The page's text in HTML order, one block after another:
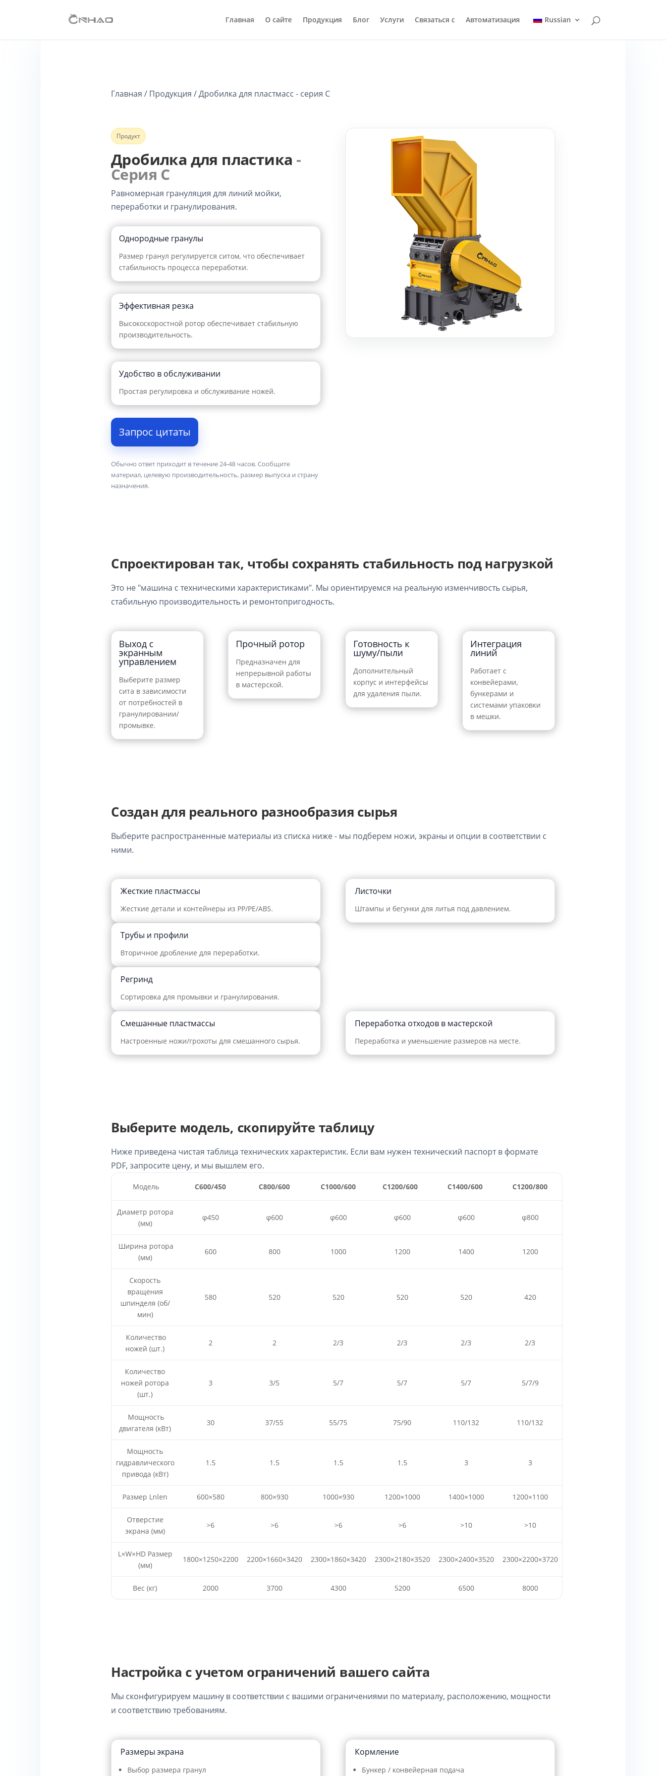
Главная О сайте Продукция Блог Услуги Связаться с Автоматизация Russian
Главная / Продукция / Дробилка для пластмасс - серия C
Продукт
Дробилка для пластика -
Серия C
Равномерная грануляция для линий мойки,
переработки и гранулирования.
Однородные гранулы
Размер гранул регулируется ситом, что обеспечивает
стабильность процесса переработки.
Эффективная резка
Высокоскоростной ротор обеспечивает стабильную
производительность.
Удобство в обслуживании
Простая регулировка и обслуживание ножей.
Запрос цитаты
Обычно ответ приходит в течение 24-48 часов. Сообщите
материал, целевую производительность, размер выпуска и страну
назначения.
Спроектирован так, чтобы сохранять стабильность под нагрузкой
Это не "машина с техническими характеристиками". Мы ориентируемся на реальную изменчивость сырья,
стабильную производительность и ремонтопригодность.
Выход с
экранным
управлением
Выберите размер
сита в зависимости
от потребностей в
гранулировании/
промывке.
Прочный ротор
Предназначен для
непрерывной работы
в мастерской.
Готовность к
шуму/пыли
Дополнительный
корпус и интерфейсы
для удаления пыли.
Интеграция
линий
Работает с
конвейерами,
бункерами и
системами упаковки
в мешки.
Создан для реального разнообразия сырья
Выберите распространенные материалы из списка ниже - мы подберем ножи, экраны и опции в соответствии с
ними.
Жесткие пластмассы
Жесткие детали и контейнеры из PP/PE/ABS.
Листочки
Штампы и бегунки для литья под давлением.
Трубы и профили
Вторичное дробление для переработки.
Регринд
Сортировка для промывки и гранулирования.
Смешанные пластмассы
Настроенные ножи/грохоты для смешанного сырья.
Переработка отходов в мастерской
Переработка и уменьшение размеров на месте.
Выберите модель, скопируйте таблицу
Ниже приведена чистая таблица технических характеристик. Если вам нужен технический паспорт в формате
PDF, запросите цену, и мы вышлем его.
Модель C600/450 C800/600 C1000/600 C1200/600 C1400/600 C1200/800
Диаметр ротора
(мм)
φ450 φ600 φ600 φ600 φ600 φ800
Ширина ротора
(мм)
600 800 1000 1200 1400 1200
Скорость
вращения
шпинделя (об/
мин)
580 520 520 520 520 420
Количество
ножей (шт.)
2 2 2/3 2/3 2/3 2/3
Количество
ножей ротора
(шт.)
3 3/5 5/7 5/7 5/7 5/7/9
Мощность
двигателя (кВт)
30 37/55 55/75 75/90 110/132 110/132
Мощность
гидравлического
привода (кВт)
1.5 1.5 1.5 1.5 3 3
Размер Lnlen 600×580 800×930 1000×930 1200×1000 1400×1000 1200×1100
Отверстие
экрана (мм)
>6 >6 >6 >6 >10 >10
L×W×HD Размер
(мм)
1800×1250×2200 2200×1660×3420 2300×1860×3420 2300×2180×3520 2300×2400×3520 2300×2200×3720
Вес (кг) 2000 3700 4300 5200 6500 8000
Настройка с учетом ограничений вашего сайта
Мы сконфигурируем машину в соответствии с вашими ограничениями по материалу, расположению, мощности
и соответствию требованиям.
Размеры экрана
Выбор размера гранул
Кормление
Бункер / конвейерная подача